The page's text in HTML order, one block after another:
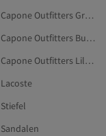
Capone Outfitters Grau Schuhe
Capone Outfitters Burgundrot Sandalen & Pantoletten
Capone Outfitters Lila Sandalen & Pantoletten
Lacoste
Stiefel
Sandalen